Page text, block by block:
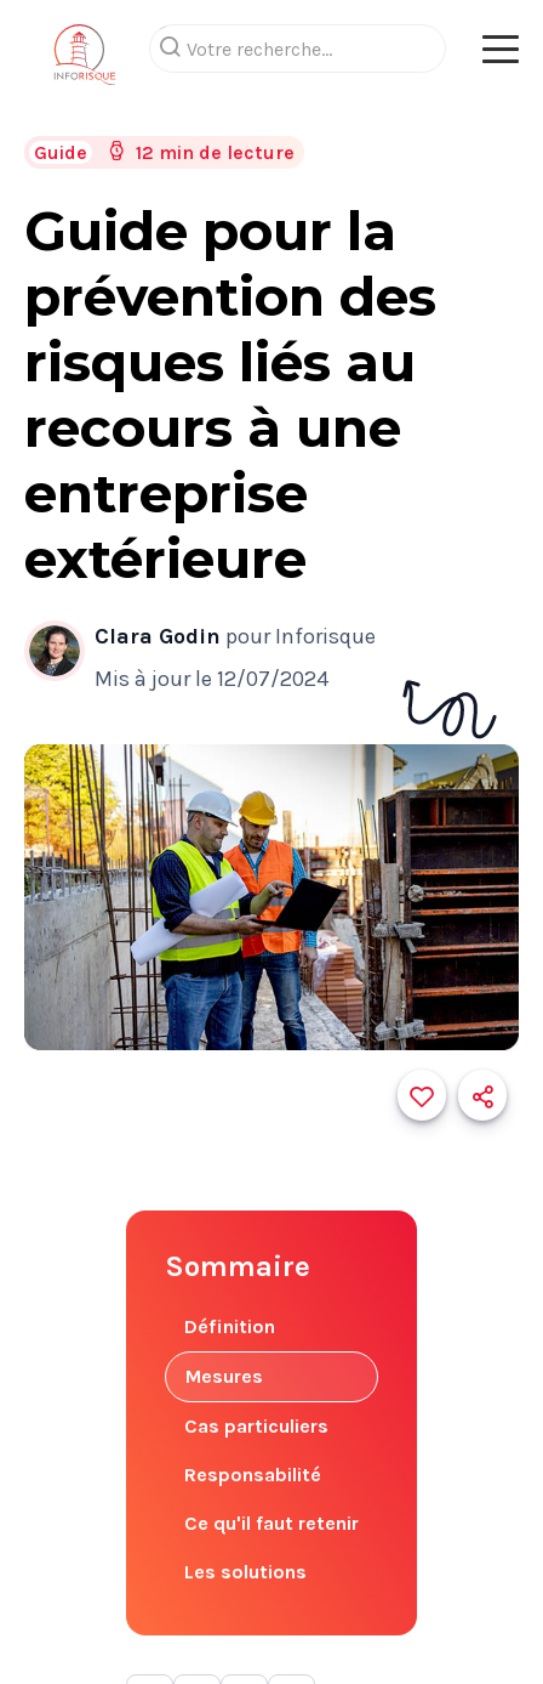
Guide 12 min de lecture
Guide pour la
prévention des
risques liés au
recours à une
entreprise
extérieure​
Clara Godin pour Inforisque
Mis à jour le 12/07/2024
Sommaire
Définition
Mesures
Cas particuliers
Responsabilité
Ce qu'il faut retenir
Les solutions